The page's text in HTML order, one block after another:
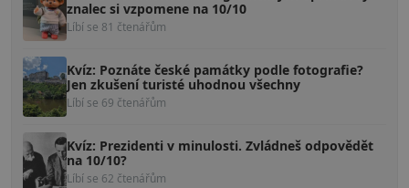
znalec si vzpomene na 10/10
Líbí se 81 čtenářům
Kvíz: Poznáte české památky podle fotografie?
Jen zkušení turisté uhodnou všechny
Líbí se 69 čtenářům
Kvíz: Prezidenti v minulosti. Zvládneš odpovědět
na 10/10?
Líbí se 62 čtenářům